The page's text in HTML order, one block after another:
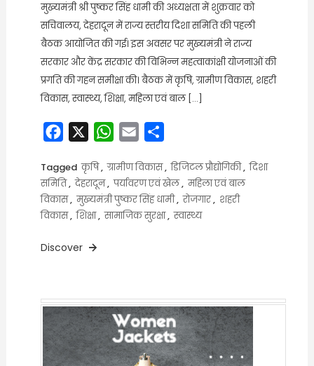
मुख्यमंत्री श्री पुष्कर सिंह धामी की अध्यक्षता में शुक्रवार को
सचिवालय, देहरादून में राज्य स्तरीय दिशा समिति की पहली
बैठक आयोजित की गई। इस अवसर पर मुख्यमंत्री ने राज्य
सरकार और केंद्र सरकार की विभिन्न महत्वाकांक्षी योजनाओं की
प्रगति की गहन समीक्षा की। बैठक में कृषि, ग्रामीण विकास, शहरी
विकास, स्वास्थ्य, शिक्षा, महिला एवं बाल […]
Facebook WhatsApp
Email
Tagged कृषि, ग्रामीण विकास, डिजिटल प्रौद्योगिकी, दिशा
समिति, देहरादून, पर्यावरण एवं खेल, महिला एवं बाल
विकास, मुख्यमंत्री पुष्कर सिंह धामी, रोजगार, शहरी
विकास, शिक्षा, सामाजिक सुरक्षा, स्वास्थ्य
Discover